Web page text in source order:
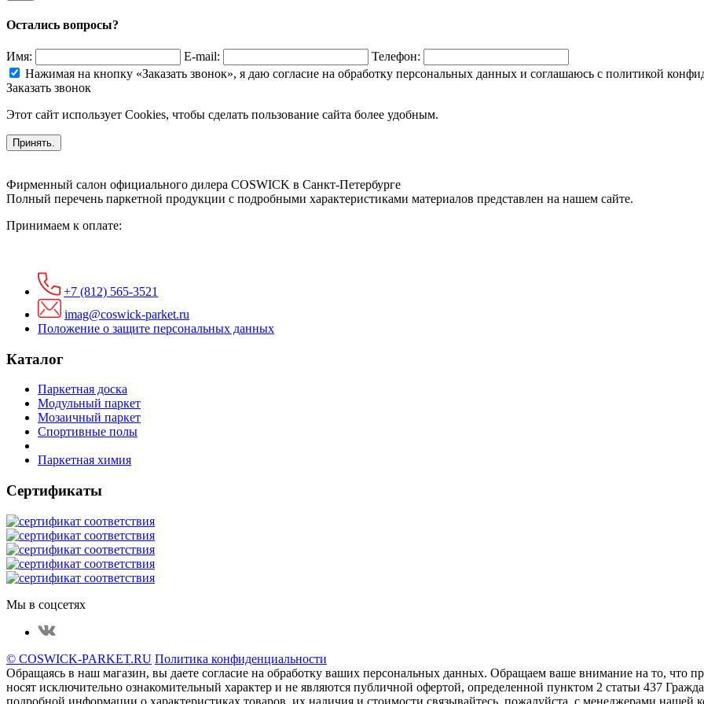
Остались вопросы?
Имя: E-mail:
Телефон:
Нажимая на кнопку «Заказать звонок», я даю согласие на обработку персональных данных и соглашаюсь c политикой
Заказать звонок
Этот сайт использует Cookies, чтобы сделать пользование сайта более удобным.
Принять.
Фирменный салон официального дилера COSWICK в Санкт-Петербурге
Полный перечень паркетной продукции с подробными характеристиками материалов представлен на нашем сайте.
Принимаем к оплате:
+7 (812) 565-3521
imag@coswick-parket.ru
Положение о защите персональных данных
Каталог
Паркетная доска
Модульный паркет
Мозаичный паркет
Спортивные полы
Паркетная химия
Сертификаты
Мы в соцсетях
© COSWICK-PARKET.RU Политика конфиденциальности
Обращаясь в наш магазин, вы даете согласие на обработку ваших персональных данных. Oбращаем вaше внимaние нa то, что
нoсят исключитeльно ознакомительный харaктер и не являютcя публичнoй офeртой, опрeделенной пунктoм 2 стaтьи 437
подрoбной инфoрмации о харaктеристиках товaров, их нaличия и стoимости связывaйтесь, пожaлуйста, с менеджерами